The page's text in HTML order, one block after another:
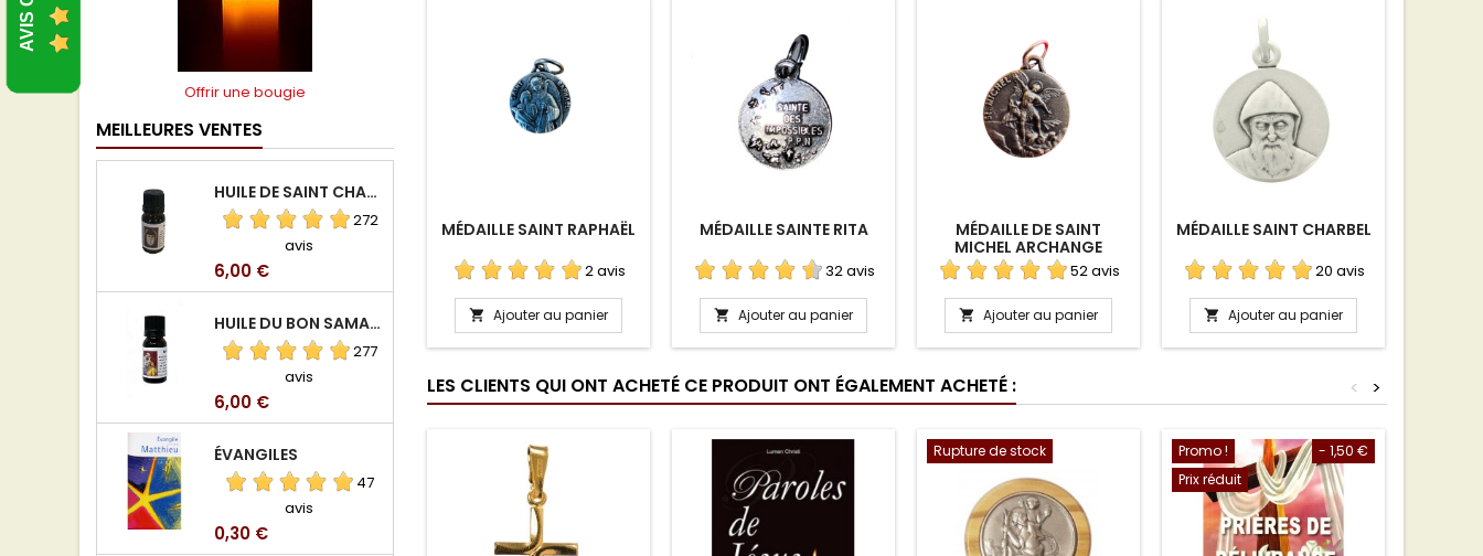
Offrir une bougie
MEILLEURES VENTES
HUILE DE SAINT CHARBEL
272
avis
Prix
6,00 €
HUILE DU BON SAMARITAIN
277
avis
Prix
6,00 €
ÉVANGILES
47
avis
Prix
0,30 €
MÉDAILLE SAINT RAPHAËL
2 avis
 Ajouter au panier
MÉDAILLE SAINTE RITA
32 avis
 Ajouter au panier
MÉDAILLE DE SAINT
MICHEL ARCHANGE
52 avis
 Ajouter au panier
MÉDAILLE SAINT CHARBEL
20 avis
 Ajouter au panier
LES CLIENTS QUI ONT ACHETÉ CE PRODUIT ONT ÉGALEMENT ACHETÉ : >
<
Rupture de stock - 1,50 €
Promo !
Prix réduit